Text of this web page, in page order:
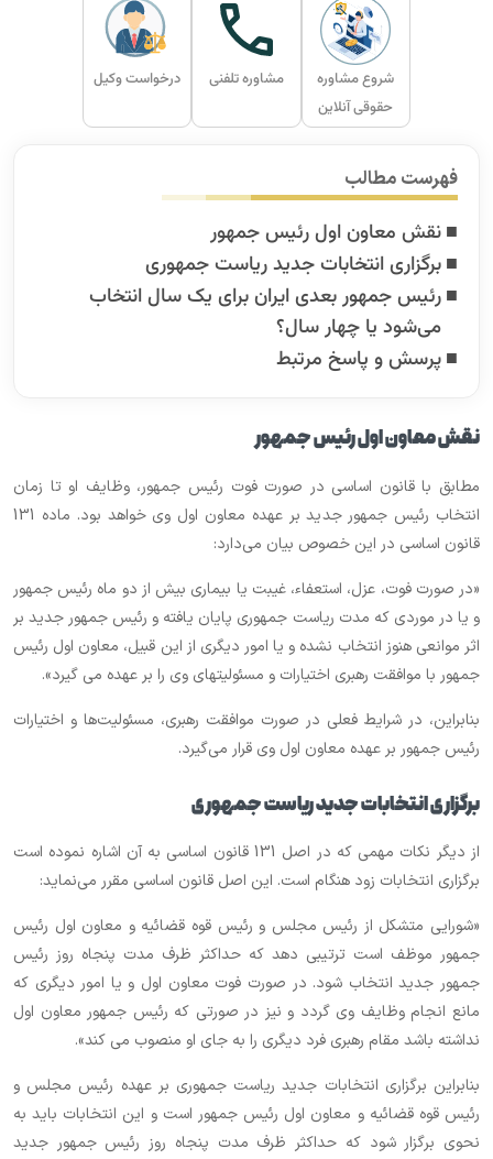
شروع مشاوره
حقوقی آنلاین
مشاوره تلفنی درخواست وکیل
فهرست مطالب
نقش معاون اول رئیس جمهور
برگزاری انتخابات جدید ریاست جمهوری
رئیس جمهور بعدی ایران برای یک سال انتخاب
می‌شود یا چهار سال؟
پرسش و پاسخ مرتبط
نقش معاون اول رئیس جمهور
مطابق با قانون اساسی در صورت فوت رئیس جمهور، وظایف او تا زمان
انتخاب رئیس جمهور جدید بر عهده معاون اول وی خواهد بود. ماده 131
قانون اساسی در این خصوص بیان می‌دارد:
«در صورت‏ فوت‏، عزل‏، استعفاء، غیبت‏ یا بیماری‏ بیش‏ از دو ماه‏ رئیس‏ جمهور
و یا در موردی‏ که‏ مدت‏ ریاست‏ جمهوری‏ پایان‏ یافته‏ و رئیس‏ جمهور جدید بر
اثر موانعی‏ هنوز انتخاب‏ نشده‏ و یا امور دیگری‏ از این‏ قبیل‏، معاون‏ اول‏ رئیس‏
جمهور با موافقت‏ رهبری‏ اختیارات‏ و مسئولیتهای‏ وی‏ را بر عهده‏ می‏ گیرد».
بنابراین، در شرایط فعلی در صورت موافقت رهبری، مسئولیت‌ها و اختیارات
رئیس جمهور بر عهده معاون اول وی قرار می‌گیرد.
برگزاری انتخابات جدید ریاست جمهوری
از دیگر نکات مهمی که در اصل 131 قانون اساسی به آن اشاره نموده است
برگزاری انتخابات زود هنگام است. این اصل قانون اساسی مقرر می‌نماید:
«شورایی‏ متشکل‏ از رئیس‏ مجلس‏ و رئیس‏ قوه‏ قضائیه‏ و معاون‏ اول‏ رئیس‏
جمهور موظف‏ است‏ ترتیبی‏ دهد که‏ حداکثر ظرف‏ مدت‏ پنجاه‏ روز رئیس‏
جمهور جدید انتخاب‏ شود. در صورت‏ فوت‏ معاون‏ اول‏ و یا امور دیگری‏ که‏
مانع انجام‏ وظایف‏ وی‏ گردد و نیز در صورتی‏ که‏ رئیس‏ جمهور معاون‏ اول‏
نداشته‏ باشد مقام‏ رهبری‏ فرد دیگری‏ را به‏ جای‏ او منصوب‏ می‏ کند».
بنابراین برگزاری انتخابات جدید ریاست جمهوری بر عهده رئیس‏ مجلس‏ و
رئیس‏ قوه‏ قضائیه‏ و معاون‏ اول‏ رئیس‏ جمهور است و این انتخابات باید به
نحوی برگزار شود که حداکثر ظرف‏ مدت‏ پنجاه‏ روز رئیس‏ جمهور جدید